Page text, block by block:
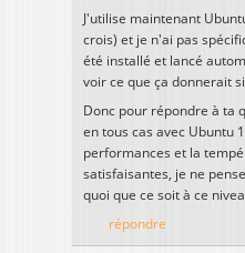
J'utilise maintenant
crois) et je n'ai pas
été installé et lancé
voir ce que ça donnerait
Donc pour répondre à ta
en tous cas avec Ubuntu
performances et la
satisfaisantes, je ne
quoi que ce soit à ce
répondre